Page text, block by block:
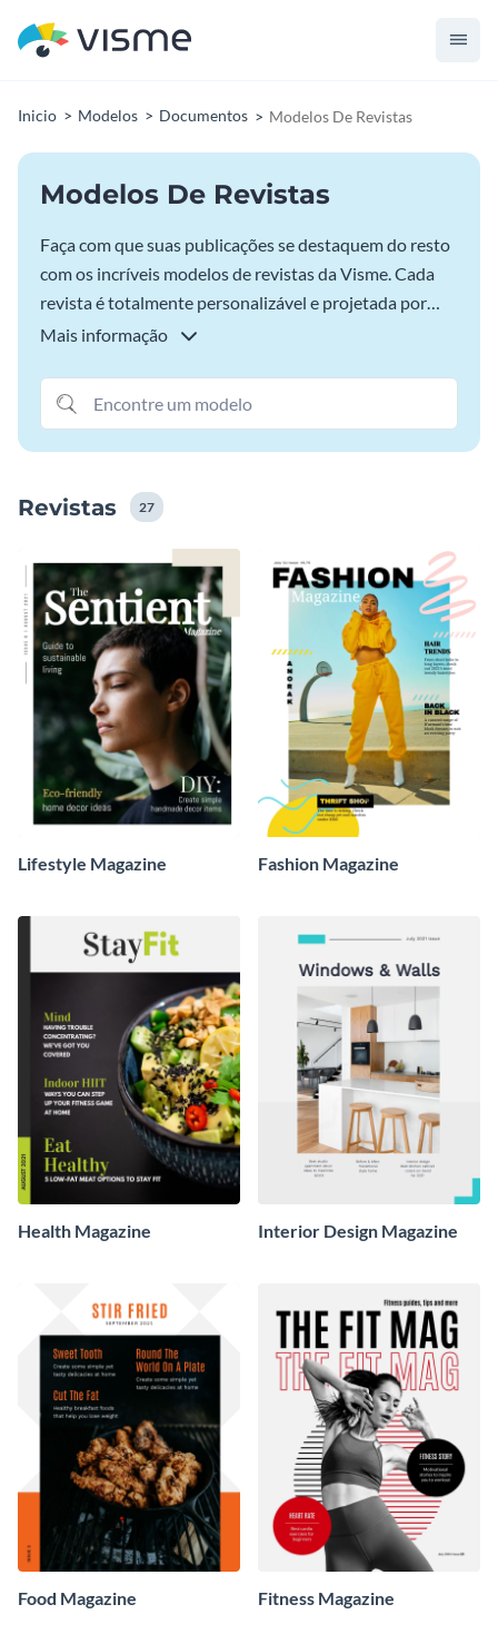
Inicio Modelos Documentos Modelos De Revistas
Modelos De Revistas
Faça com que suas publicações se destaquem do resto
com os incríveis modelos de revistas da Visme. Cada
revista é totalmente personalizável e projetada por
profissionais. Aproveite os layouts editoriais limpos e
design e o conteúdo da sua revista usando uma
interface amigável de arrastar e soltar que funciona no
seu navegador.
Mais informação
Revistas 27
Lifestyle Magazine Fashion Magazine
Health Magazine Interior Design Magazine
Food Magazine Fitness Magazine